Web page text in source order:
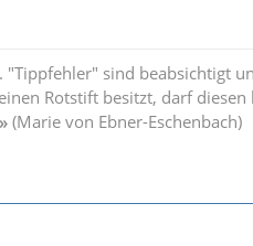
sind beabsichtigt
Rotstift besitzt, darf
(Marie von Ebner-Eschenbach)